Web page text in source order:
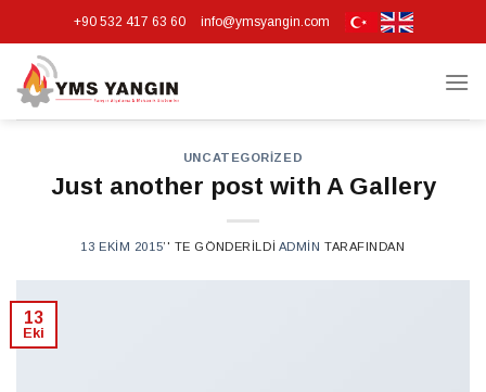
to
content
+90 532 417 63 60 info@ymsyangin.com
UNCATEGORIZED
Just another post with A Gallery
13 EKIM 2015’' TE GÖNDERILDI ADMIN TARAFINDAN
13
Eki